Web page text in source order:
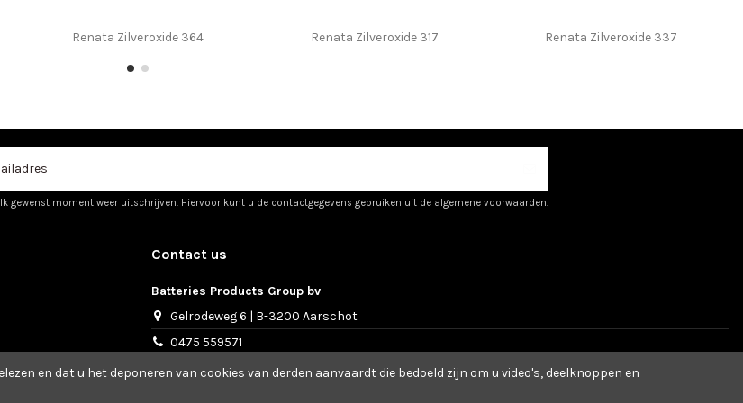
Renata Zilveroxide 364 Renata Zilveroxide 317 Renata Zilveroxide 337
gewenst moment weer uitschrijven. Hiervoor kunt u de contactgegevens gebruiken uit de algemene voorwaarden.
Contact us
Batteries Products Group bv
Gelrodeweg 6 | B-3200 Aarschot
0475 559571
info@bpgonline.be
en dat u het deponeren van cookies van derden aanvaardt die bedoeld zijn om u video's, deelknoppen en